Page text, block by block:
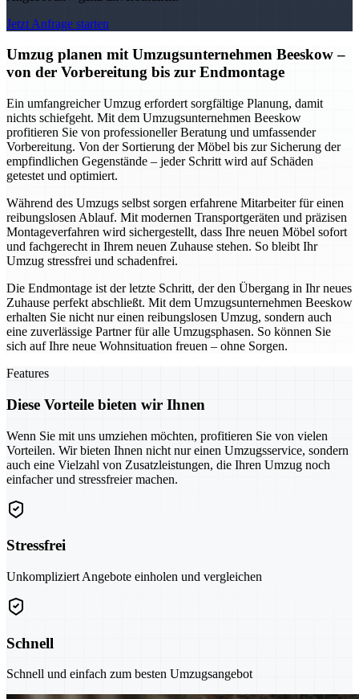
Jetzt Anfrage starten
Umzug planen mit Umzugsunternehmen Beeskow –
von der Vorbereitung bis zur Endmontage
Ein umfangreicher Umzug erfordert sorgfältige Planung, damit
nichts schiefgeht. Mit dem Umzugsunternehmen Beeskow
profitieren Sie von professioneller Beratung und umfassender
Vorbereitung. Von der Sortierung der Möbel bis zur Sicherung der
empfindlichen Gegenstände – jeder Schritt wird auf Schäden
getestet und optimiert.
Während des Umzugs selbst sorgen erfahrene Mitarbeiter für einen
reibungslosen Ablauf. Mit modernen Transportgeräten und präzisen
Montageverfahren wird sichergestellt, dass Ihre neuen Möbel sofort
und fachgerecht in Ihrem neuen Zuhause stehen. So bleibt Ihr
Umzug stressfrei und schadenfrei.
Die Endmontage ist der letzte Schritt, der den Übergang in Ihr neues
Zuhause perfekt abschließt. Mit dem Umzugsunternehmen Beeskow
erhalten Sie nicht nur einen reibungslosen Umzug, sondern auch
eine zuverlässige Partner für alle Umzugsphasen. So können Sie
sich auf Ihre neue Wohnsituation freuen – ohne Sorgen.
Features
Diese Vorteile bieten wir Ihnen
Wenn Sie mit uns umziehen möchten, profitieren Sie von vielen
Vorteilen. Wir bieten Ihnen nicht nur einen Umzugsservice, sondern
auch eine Vielzahl von Zusatzleistungen, die Ihren Umzug noch
einfacher und stressfreier machen.
Stressfrei
Unkompliziert Angebote einholen und vergleichen
Schnell
Schnell und einfach zum besten Umzugsangebot